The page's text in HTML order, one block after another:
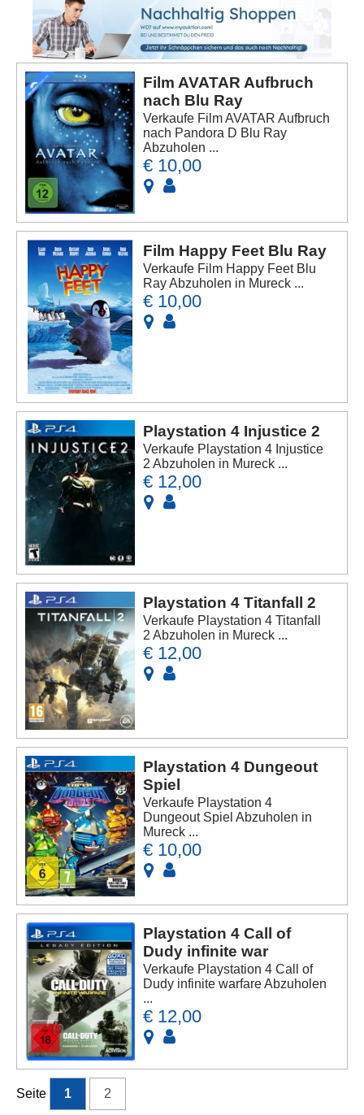
Film AVATAR Aufbruch
nach Blu Ray
Verkaufe Film AVATAR Aufbruch
nach Pandora D Blu Ray
Abzuholen ...
€ 10,00
Film Happy Feet Blu Ray
Verkaufe Film Happy Feet Blu
Ray Abzuholen in Mureck ...
€ 10,00
Playstation 4 Injustice 2
Verkaufe Playstation 4 Injustice
2 Abzuholen in Mureck ...
€ 12,00
Playstation 4 Titanfall 2
Verkaufe Playstation 4 Titanfall
2 Abzuholen in Mureck ...
€ 12,00
Playstation 4 Dungeout
Spiel
Verkaufe Playstation 4
Dungeout Spiel Abzuholen in
Mureck ...
€ 10,00
Playstation 4 Call of
Dudy infinite war
Verkaufe Playstation 4 Call of
Dudy infinite warfare Abzuholen
...
€ 12,00
Seite 1 2